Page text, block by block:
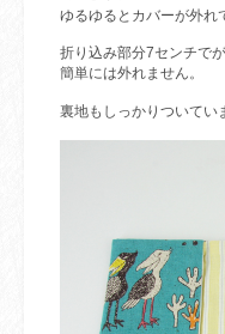
ゆるゆるとカバーが外れ
折り込み部分7センチで
簡単には外れません 。
裏地もしっかりついてい